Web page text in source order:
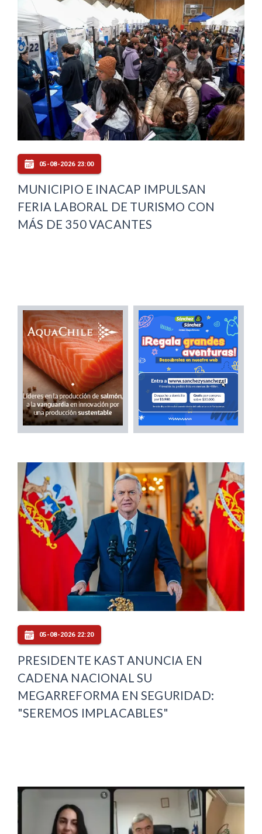
05-08-2026 23:00
MUNICIPIO E INACAP IMPULSAN
FERIA LABORAL DE TURISMO CON
MÁS DE 350 VACANTES
05-08-2026 22:20
PRESIDENTE KAST ANUNCIA EN
CADENA NACIONAL SU
MEGARREFORMA EN SEGURIDAD:
"SEREMOS IMPLACABLES"